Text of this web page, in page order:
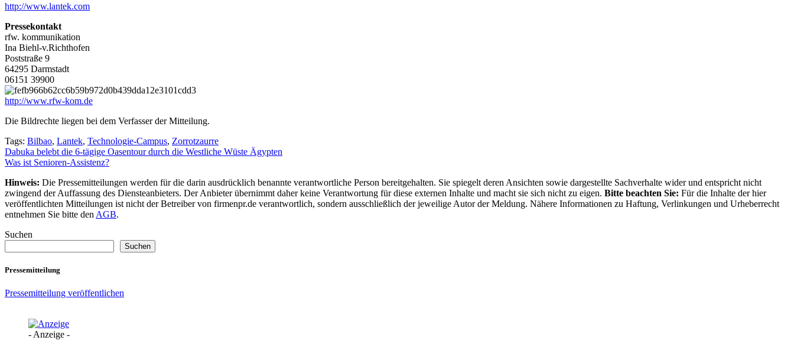
http://www.lantek.com
Pressekontakt
rfw. kommunikation
Ina Biehl-v.Richthofen
Poststraße 9
64295 Darmstadt
06151 39900
http://www.rfw-kom.de
Die Bildrechte liegen bei dem Verfasser der Mitteilung.
Tags: Bilbao, Lantek, Technologie-Campus, Zorrotzaurre
Beitragsnavigation
Dabuka belebt die 6-tägige Oasentour durch die Westliche Wüste Ägypten
Was ist Senioren-Assistenz?
Hinweis: Die Pressemitteilungen werden für die darin ausdrücklich benannte verantwortliche Person bereitgehalten. Sie spiegelt deren Ansichten sowie dargestellte Sachverhalte wider und entspricht nicht
zwingend der Auffassung des Diensteanbieters. Der Anbieter übernimmt daher keine Verantwortung für diese externen Inhalte und macht sie sich nicht zu eigen. Bitte beachten Sie: Für die Inhalte der hier
veröffentlichten Mitteilungen ist nicht der Betreiber von firmenpr.de verantwortlich, sondern ausschließlich der jeweilige Autor der Meldung. Nähere Informationen zu Haftung, Verlinkungen und Urheberrecht
entnehmen Sie bitte den AGB.
Suchen
Suchen
Pressemitteilung
Pressemitteilung veröffentlichen
- Anzeige -